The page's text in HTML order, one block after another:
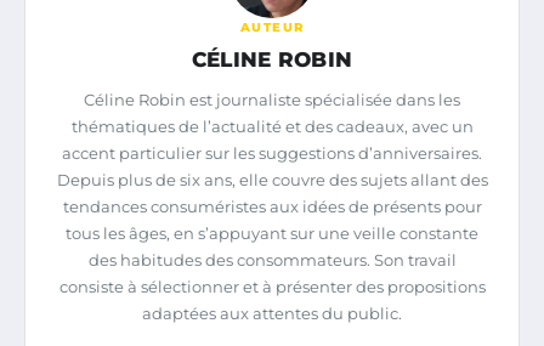
AUTEUR
CÉLINE ROBIN
Céline Robin est journaliste spécialisée dans les
thématiques de l’actualité et des cadeaux, avec un
accent particulier sur les suggestions d’anniversaires.
Depuis plus de six ans, elle couvre des sujets allant des
tendances consuméristes aux idées de présents pour
tous les âges, en s’appuyant sur une veille constante
des habitudes des consommateurs. Son travail
consiste à sélectionner et à présenter des propositions
adaptées aux attentes du public.